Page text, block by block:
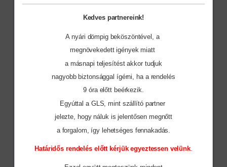
PA574
MIKROSZÁLAS SPORTTÖRÖLKÖZŐ
1.482 Ft
Kedves partnereink!
A nyári dömpig beköszöntével, a
megnövekedett igények miatt
a másnapi teljesítést akkor tudjuk
nagyobb biztonsággal ígérni, ha a rendelés
9 óra előtt beérkezik.
Egyúttal a GLS, mint szállító partner
jelezte, hogy náluk is jelentősen megnőtt
a forgalom, így lehetséges fennakadás.
Határidős rendelés előtt kérjük egyeztessen velünk